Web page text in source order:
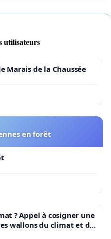
01-5099383-laicite-
«Pour en finir avec le
djemila-
pq_b_16387482.html
utilisateurs
Marais de la Chaussée
en forêt
? Appel à cosigner une
wallons du climat et de